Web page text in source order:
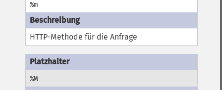
%m
HTTP-Methode für die Anfrage
%M